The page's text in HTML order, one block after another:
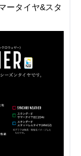
ータイヤ&スタ